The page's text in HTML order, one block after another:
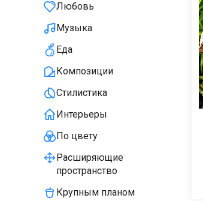
Любовь
Музыка
Еда
Композиции
Стилистика
Интерьеры
По цвету
Расширяющие
пространство
Крупным планом